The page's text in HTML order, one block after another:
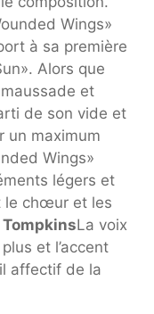
Wings»
à sa première
Alors que
et
de son vide et
un maximum
Wings»
légers et
le chœur et les
TompkinsLa voix
et l’accent
affectif de la